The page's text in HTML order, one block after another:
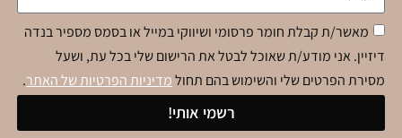
מאשר/ת קבלת חומר פרסומי ושיווקי במייל או בסמס מספיר בנדה
דיזיין. אני מודע/ת שאוכל לבטל את הרישום שלי בכל עת, ושעל
מסירת הפרטים שלי והשימוש בהם תחולמדיניות הפרטיות של האתר.
רשמי אותי!